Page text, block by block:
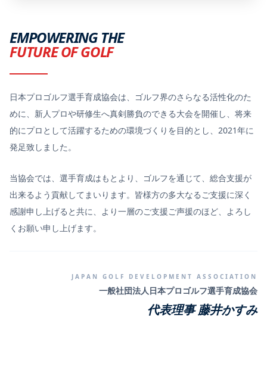
EMPOWERING THE
FUTURE OF GOLF
日本プロゴルフ選手育成協会は、ゴルフ界のさらなる活性化のた
めに、新人プロや研修生へ真剣勝負のできる大会を開催し、将来
的にプロとして活躍するための環境づくりを目的とし、2021年に
発足致しました。
当協会では、選手育成はもとより、ゴルフを通じて、総合支援が
出来るよう貢献してまいります。皆様方の多大なるご支援に深く
感謝申し上げると共に、より一層のご支援ご声援のほど、よろし
くお願い申し上げます。
JAPAN GOLF DEVELOPMENT ASSOCIATION
一般社団法人日本プロゴルフ選手育成協会
代表理事 藤井かすみ